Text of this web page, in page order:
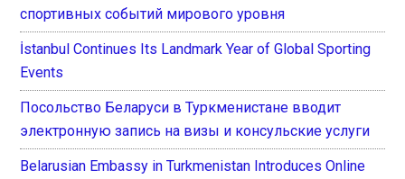
спортивных событий мирового уровня
İstanbul Continues Its Landmark Year of Global Sporting
Events
Посольство Беларуси в Туркменистане вводит
электронную запись на визы и консульские услуги
Belarusian Embassy in Turkmenistan Introduces Online